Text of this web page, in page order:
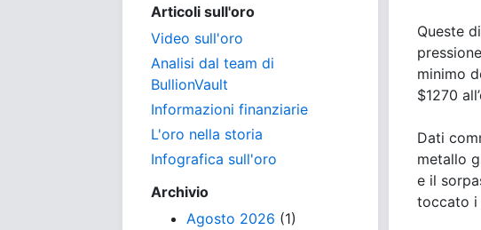
Articoli sull'oro
Video sull'oro
Analisi dal team di
BullionVault
Informazioni finanziarie
L'oro nella storia
Infografica sull'oro
Archivio
Agosto 2026 (1)
Queste
minimo
$1270
Dati
metallo
e il
toccato i